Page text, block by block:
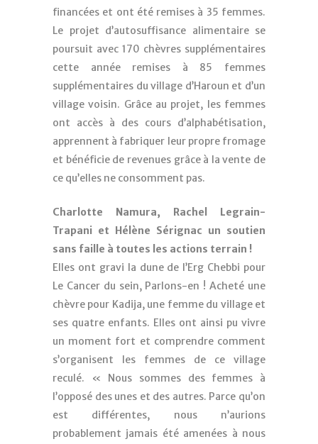
financées et ont été remises à 35 femmes.
Le projet d’autosuffisance alimentaire se
poursuit avec 170 chèvres supplémentaires
cette année remises à 85 femmes
supplémentaires du village d’Haroun et d’un
village voisin. Grâce au projet, les femmes
ont accès à des cours d’alphabétisation,
apprennent à fabriquer leur propre fromage
et bénéficie de revenues grâce à la vente de
ce qu’elles ne consomment pas.
Charlotte Namura, Rachel Legrain-
Trapani et Hélène Sérignac un soutien
sans faille à toutes les actions terrain !
Elles ont gravi la dune de l’Erg Chebbi pour
Le Cancer du sein, Parlons-en ! Acheté une
chèvre pour Kadija, une femme du village et
ses quatre enfants. Elles ont ainsi pu vivre
un moment fort et comprendre comment
s’organisent les femmes de ce village
reculé. « Nous sommes des femmes à
l’opposé des unes et des autres. Parce qu’on
est différentes, nous n’aurions
probablement jamais été amenées à nous